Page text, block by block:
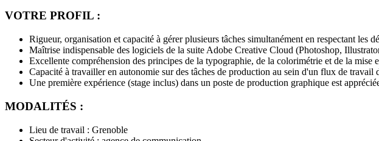
VOTRE PROFIL :
Rigueur, organisation et capacité à gérer plusieurs tâches simultanément en respectant les
Maîtrise indispensable des logiciels de la suite Adobe Creative Cloud (Photoshop,
Excellente compréhension des principes de la typographie, de la colorimétrie et de la mise
Capacité à travailler en autonomie sur des tâches de production au sein d'un flux de travail
Une première expérience (stage inclus) dans un poste de production graphique est
MODALITÉS :
Lieu de travail : Grenoble